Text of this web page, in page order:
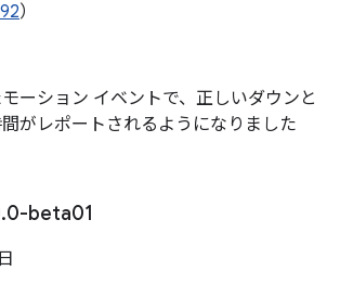
）
ーション イベントで、正しいダウンと
がレポートされるようになりました
.0-beta01